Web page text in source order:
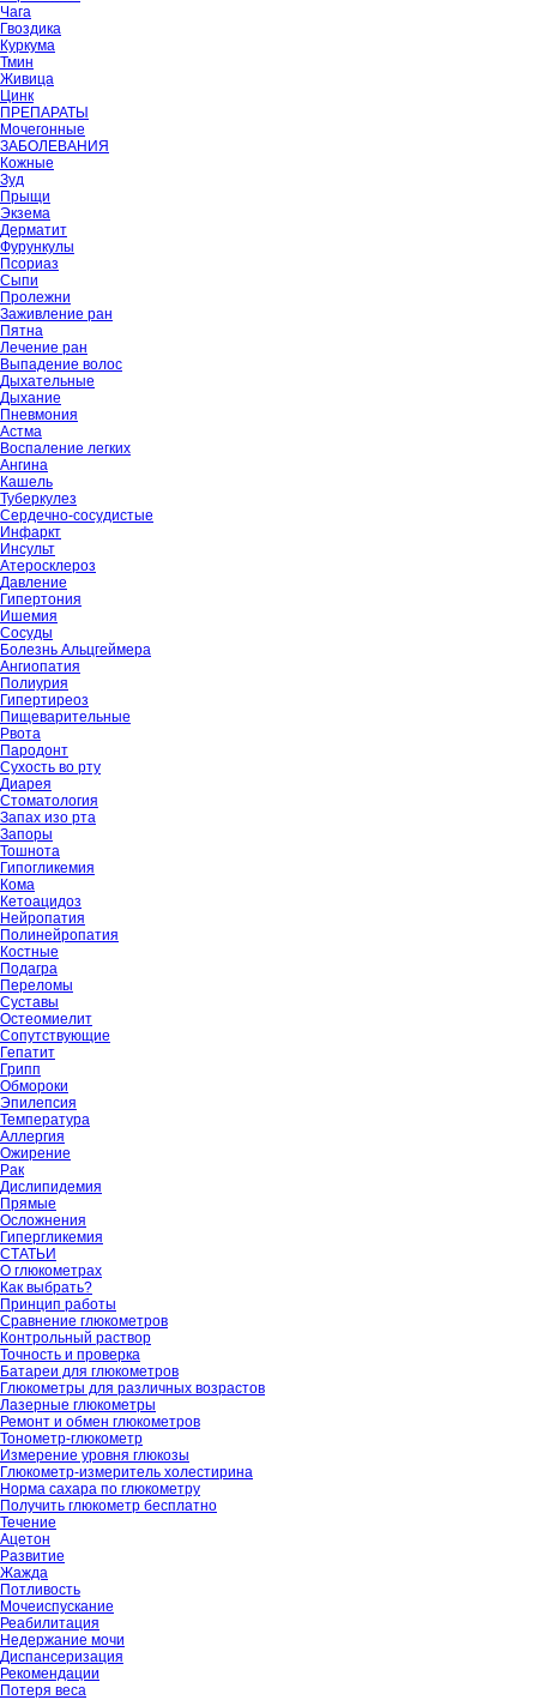
Чага
Гвоздика
Куркума
Тмин
Живица
Цинк
ПРЕПАРАТЫ
Мочегонные
ЗАБОЛЕВАНИЯ
Кожные
Зуд
Прыщи
Экзема
Дерматит
Фурункулы
Псориаз
Сыпи
Пролежни
Заживление ран
Пятна
Лечение ран
Выпадение волос
Дыхательные
Дыхание
Пневмония
Астма
Воспаление легких
Ангина
Кашель
Туберкулез
Сердечно-сосудистые
Инфаркт
Инсульт
Атеросклероз
Давление
Гипертония
Ишемия
Сосуды
Болезнь Альцгеймера
Ангиопатия
Полиурия
Гипертиреоз
Пищеварительные
Рвота
Пародонт
Сухость во рту
Диарея
Стоматология
Запах изо рта
Запоры
Тошнота
Гипогликемия
Кома
Кетоацидоз
Нейропатия
Полинейропатия
Костные
Подагра
Переломы
Суставы
Остеомиелит
Сопутствующие
Гепатит
Грипп
Обмороки
Эпилепсия
Температура
Аллергия
Ожирение
Рак
Дислипидемия
Прямые
Осложнения
Гипергликемия
СТАТЬИ
О глюкометрах
Как выбрать?
Принцип работы
Сравнение глюкометров
Контрольный раствор
Точность и проверка
Батареи для глюкометров
Глюкометры для различных возрастов
Лазерные глюкометры
Ремонт и обмен глюкометров
Тонометр-глюкометр
Измерение уровня глюкозы
Глюкометр-измеритель холестирина
Норма сахара по глюкометру
Получить глюкометр бесплатно
Течение
Ацетон
Развитие
Жажда
Потливость
Мочеиспускание
Реабилитация
Недержание мочи
Диспансеризация
Рекомендации
Потеря веса